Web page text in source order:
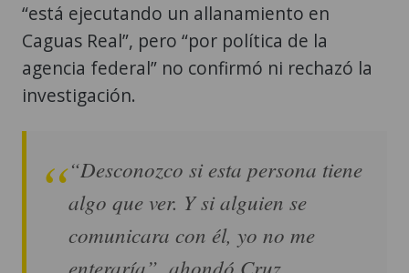
“está ejecutando un allanamiento en
Caguas Real”, pero “por política de la
agencia federal” no confirmó ni rechazó la
investigación.
“Desconozco si esta persona tiene
algo que ver. Y si alguien se
comunicara con él, yo no me